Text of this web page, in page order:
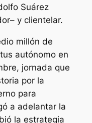
Suárez
y clientelar.
millón de
autónomo en
jornada que
por la
para
a adelantar la
la estrategia